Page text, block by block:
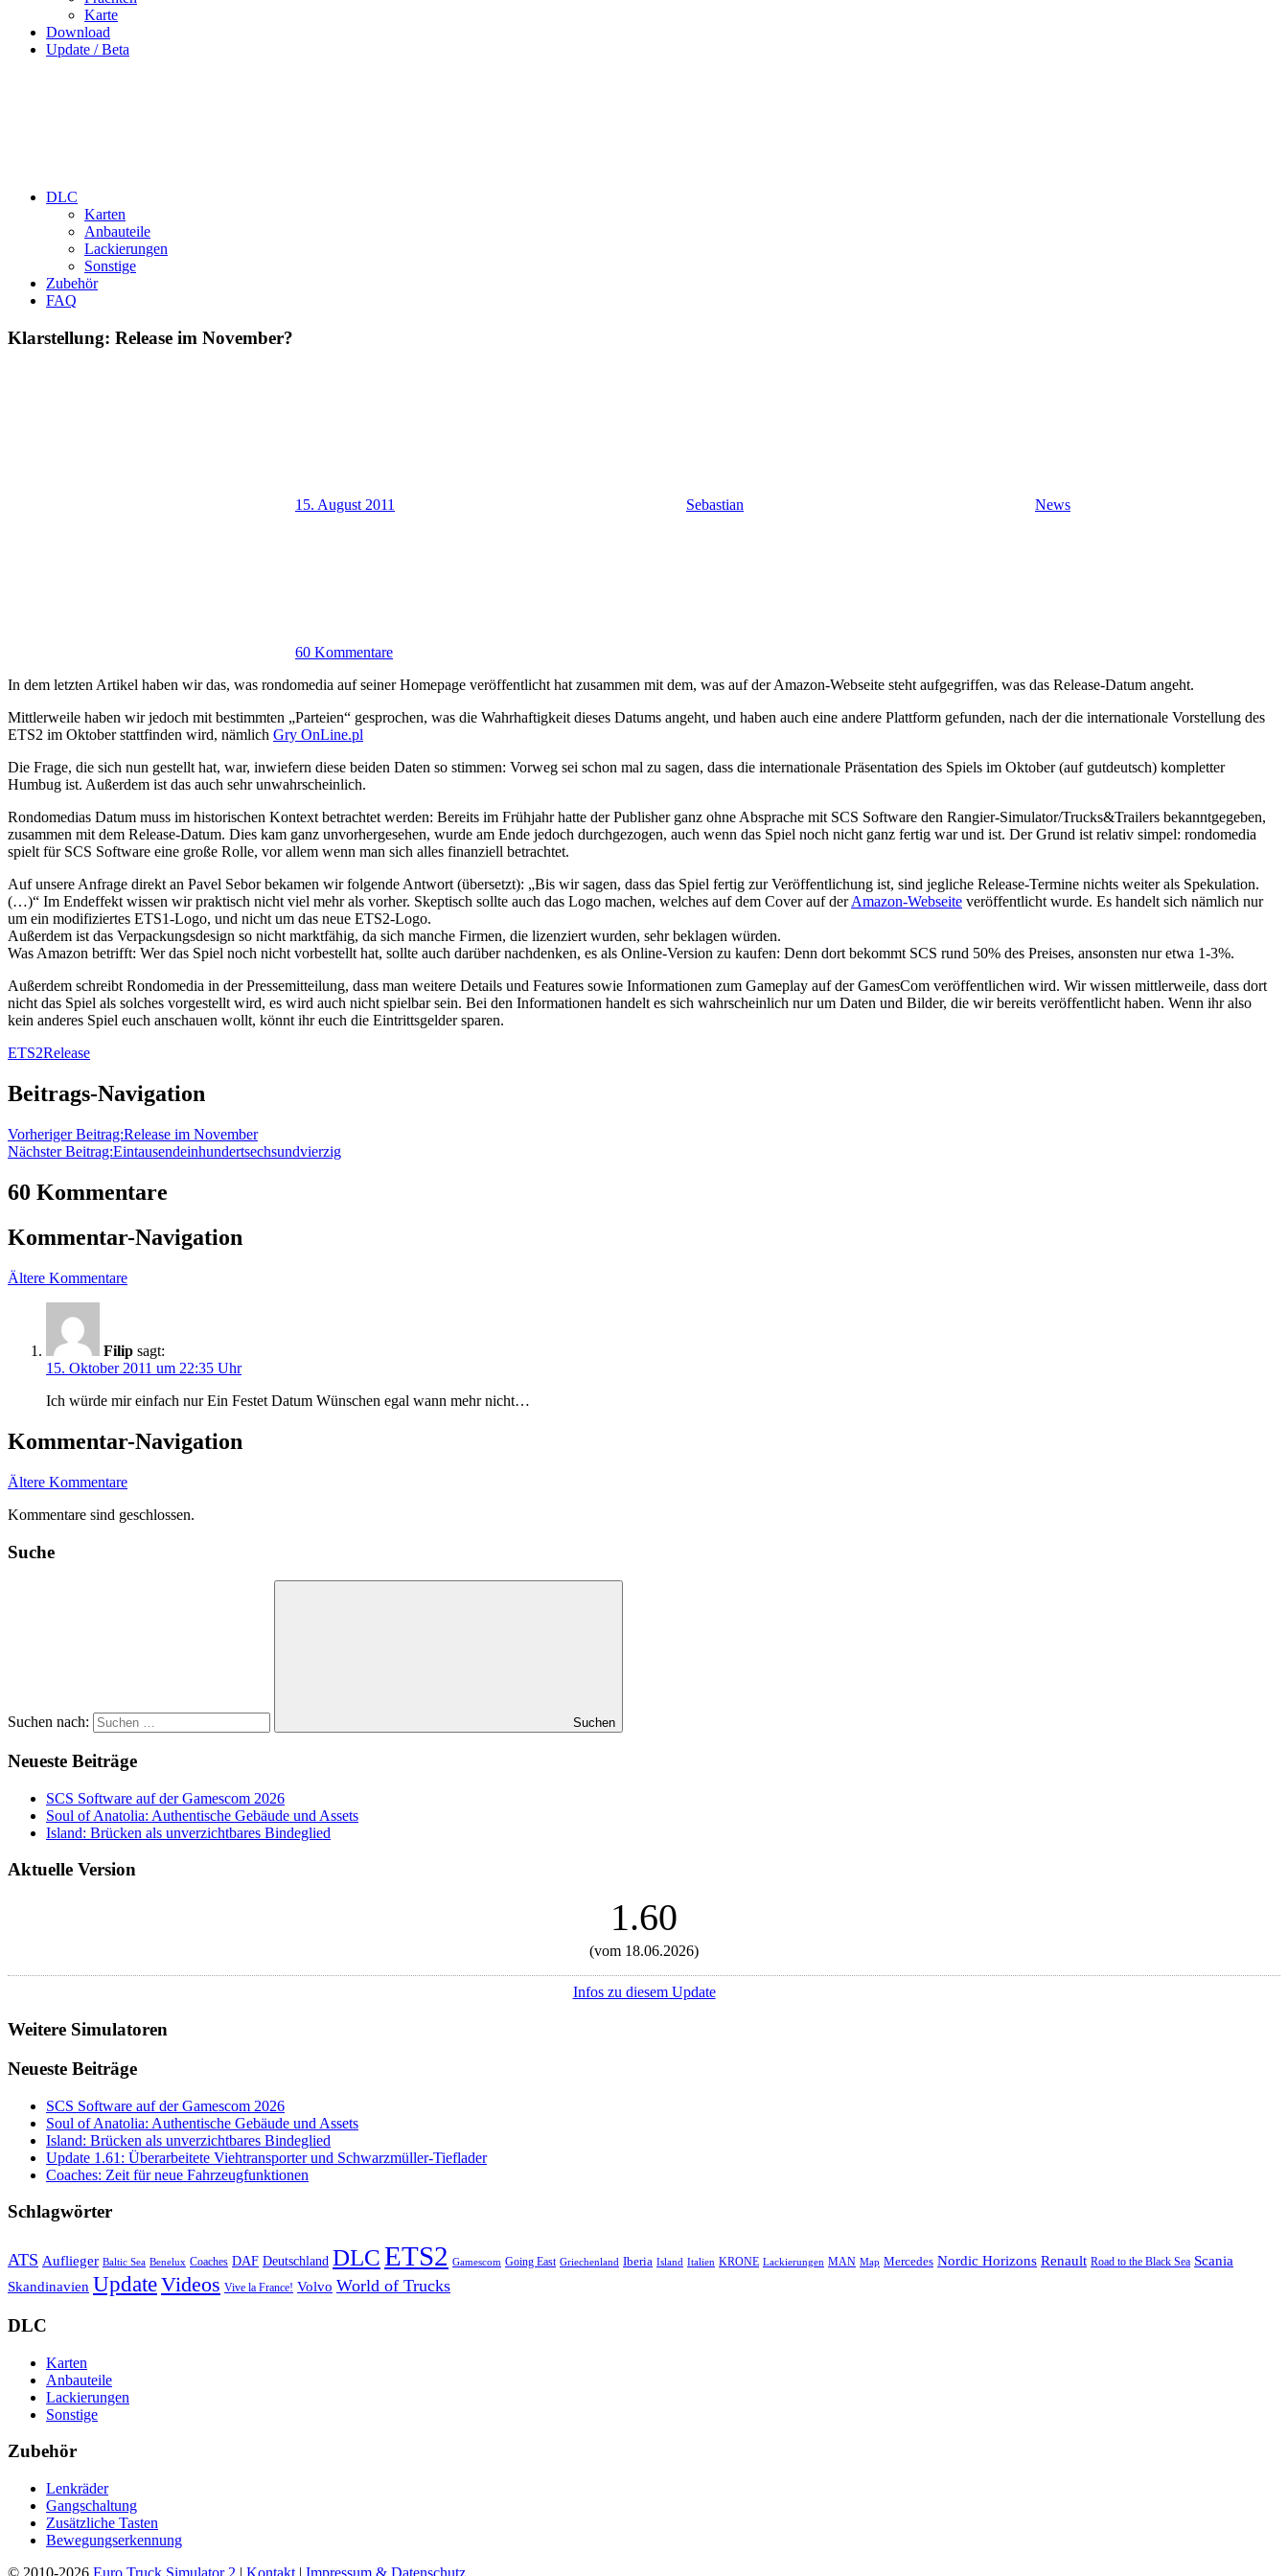
Karte
Download
Update / Beta
DLC
Karten
Anbauteile
Lackierungen
Sonstige
Zubehör
FAQ
Klarstellung: Release im November?
15. August 2011 Sebastian News
60 Kommentare
In dem letzten Artikel haben wir das, was rondomedia auf seiner Homepage veröffentlicht hat zusammen mit dem, was auf der Amazon-Webseite steht aufgegriffen, was das Release-Datum angeht.
Mittlerweile haben wir jedoch mit bestimmten „Parteien“ gesprochen, was die Wahrhaftigkeit dieses Datums angeht, und haben auch eine andere Plattform gefunden, nach der die internationale Vorstellung des
ETS2 im Oktober stattfinden wird, nämlich Gry OnLine.pl
Die Frage, die sich nun gestellt hat, war, inwiefern diese beiden Daten so stimmen: Vorweg sei schon mal zu sagen, dass die internationale Präsentation des Spiels im Oktober (auf gutdeutsch) kompletter
Humbug ist. Außerdem ist das auch sehr unwahrscheinlich.
Rondomedias Datum muss im historischen Kontext betrachtet werden: Bereits im Frühjahr hatte der Publisher ganz ohne Absprache mit SCS Software den Rangier-Simulator/Trucks&Trailers bekanntgegeben,
zusammen mit dem Release-Datum. Dies kam ganz unvorhergesehen, wurde am Ende jedoch durchgezogen, auch wenn das Spiel noch nicht ganz fertig war und ist. Der Grund ist relativ simpel: rondomedia
spielt für SCS Software eine große Rolle, vor allem wenn man sich alles finanziell betrachtet.
Auf unsere Anfrage direkt an Pavel Sebor bekamen wir folgende Antwort (übersetzt): „Bis wir sagen, dass das Spiel fertig zur Veröffentlichung ist, sind jegliche Release-Termine nichts weiter als Spekulation.
(…)“ Im Endeffekt wissen wir praktisch nicht viel mehr als vorher. Skeptisch sollte auch das Logo machen, welches auf dem Cover auf derAmazon-Webseite veröffentlicht wurde. Es handelt sich nämlich nur
um ein modifiziertes ETS1-Logo, und nicht um das neue ETS2-Logo.
Außerdem ist das Verpackungsdesign so nicht marktfähig, da sich manche Firmen, die lizenziert wurden, sehr beklagen würden.
Was Amazon betrifft: Wer das Spiel noch nicht vorbestellt hat, sollte auch darüber nachdenken, es als Online-Version zu kaufen: Denn dort bekommt SCS rund 50% des Preises, ansonsten nur etwa 1-3%.
Außerdem schreibt Rondomedia in der Pressemitteilung, dass man weitere Details und Features sowie Informationen zum Gameplay auf der GamesCom veröffentlichen wird. Wir wissen mittlerweile, dass dort
nicht das Spiel als solches vorgestellt wird, es wird auch nicht spielbar sein. Bei den Informationen handelt es sich wahrscheinlich nur um Daten und Bilder, die wir bereits veröffentlicht haben. Wenn ihr also
kein anderes Spiel euch anschauen wollt, könnt ihr euch die Eintrittsgelder sparen.
ETS2Release
Beitrags-Navigation
Vorheriger Beitrag:Release im November
Nächster Beitrag:Eintausendeinhundertsechsundvierzig
60 Kommentare
Kommentar-Navigation
Ältere Kommentare
Filip sagt:
15. Oktober 2011 um 22:35 Uhr
Ich würde mir einfach nur Ein Festet Datum Wünschen egal wann mehr nicht…
Kommentar-Navigation
Ältere Kommentare
Kommentare sind geschlossen.
Suche
Suchen nach: Suchen
Neueste Beiträge
SCS Software auf der Gamescom 2026
Soul of Anatolia: Authentische Gebäude und Assets
Island: Brücken als unverzichtbares Bindeglied
Aktuelle Version
1.60
(vom 18.06.2026)
Infos zu diesem Update
Weitere Simulatoren
Neueste Beiträge
SCS Software auf der Gamescom 2026
Soul of Anatolia: Authentische Gebäude und Assets
Island: Brücken als unverzichtbares Bindeglied
Update 1.61: Überarbeitete Viehtransporter und Schwarzmüller-Tieflader
Coaches: Zeit für neue Fahrzeugfunktionen
Schlagwörter
ATS Auflieger Baltic Sea Benelux Coaches DAF Deutschland DLCETS2 Gamescom Going East Griechenland Iberia Island Italien KRONE Lackierungen MAN Map Mercedes Nordic Horizons Renault Road to the Black Sea Scania
Skandinavien UpdateVideos Vive la France! Volvo World of Trucks
DLC
Karten
Anbauteile
Lackierungen
Sonstige
Zubehör
Lenkräder
Gangschaltung
Zusätzliche Tasten
Bewegungserkennung
© 2010-2026 Euro Truck Simulator 2 | Kontakt | Impressum & Datenschutz